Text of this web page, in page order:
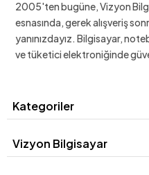
2005'ten bugüne, Vizyon
esnasında, gerek alışveriş
yanınızdayız. Bilgisayar,
ve tüketici elektroniğinde
Kategoriler
Vizyon Bilgisayar